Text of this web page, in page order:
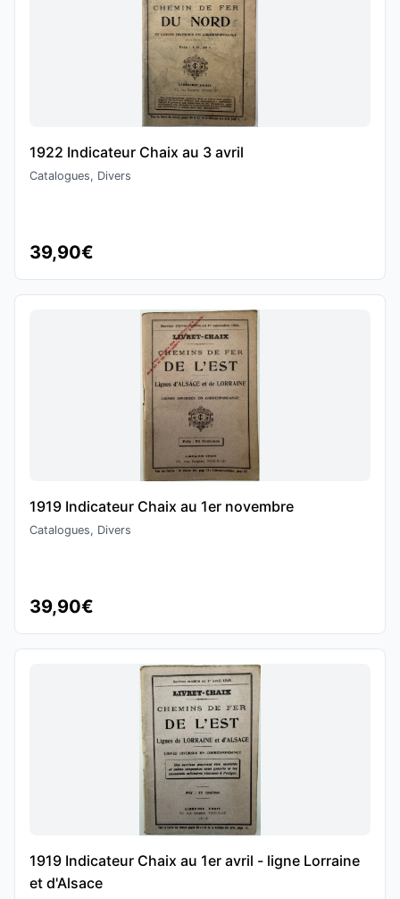
1922 Indicateur Chaix au 3 avril
Catalogues, Divers
39,90€
1919 Indicateur Chaix au 1er novembre
Catalogues, Divers
39,90€
1919 Indicateur Chaix au 1er avril - ligne Lorraine
et d'Alsace